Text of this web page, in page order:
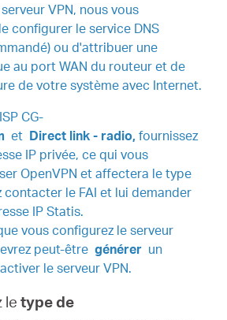
VPN, nous vous
configurer le service DNS
ou d'attribuer une
au port WAN du routeur et de
de votre système avec Internet.
CG-
et Direct link - radio, fournissez
IP privée, ce qui vous
OpenVPN et affectera le type
contacter le FAI et lui demander
IP Statis.
vous configurez le serveur
peut-êtregénérer un
le serveur VPN.
letype de